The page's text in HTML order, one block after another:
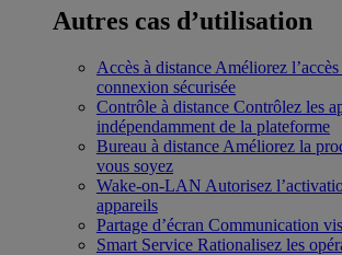
Autres cas d’utilisation
Accès à distance Améliorez
connexion sécurisée
Contrôle à distance Contrôlez les
indépendamment de la plateforme
Bureau à distance Améliorez la
vous soyez
Wake-on-LAN Autorisez
appareils
Partage d’écran Communication
Smart Service Rationalisez les